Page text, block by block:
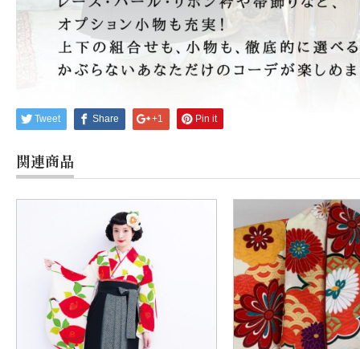
Tweet Share +1 Pin it
関連商品